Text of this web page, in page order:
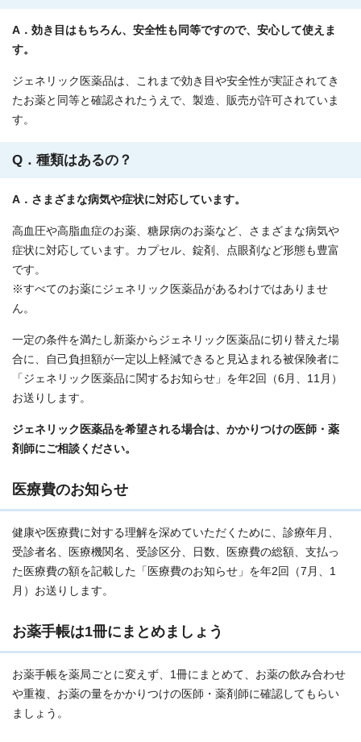
A．効き目はもちろん、安全性も同等ですので、安心して使えま
す。
ジェネリック医薬品は、これまで効き目や安全性が実証されてき
たお薬と同等と確認されたうえで、製造、販売が許可されていま
す。
Q．種類はあるの？
A．さまざまな病気や症状に対応しています。
高血圧や高脂血症のお薬、糖尿病のお薬など、さまざまな病気や
症状に対応しています。カプセル、錠剤、点眼剤など形態も豊富
です。
※すべてのお薬にジェネリック医薬品があるわけではありませ
ん。
一定の条件を満たし新薬からジェネリック医薬品に切り替えた場
合に、自己負担額が一定以上軽減できると見込まれる被保険者に
「ジェネリック医薬品に関するお知らせ」を年2回（6月、11月）
お送りします。
ジェネリック医薬品を希望される場合は、かかりつけの医師・薬
剤師にご相談ください。
医療費のお知らせ
健康や医療費に対する理解を深めていただくために、診療年月、
受診者名、医療機関名、受診区分、日数、医療費の総額、支払っ
た医療費の額を記載した「医療費のお知らせ」を年2回（7月、1
月）お送りします。
お薬手帳は1冊にまとめましょう
お薬手帳を薬局ごとに変えず、1冊にまとめて、お薬の飲み合わせ
や重複、お薬の量をかかりつけの医師・薬剤師に確認してもらい
ましょう。